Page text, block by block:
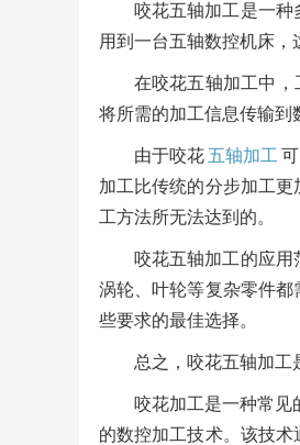
咬花五轴加工是一
用到一台五轴数控机床，
在咬花五轴加工中
将所需的加工信息传输到
由于咬花 五轴加工
加工比传统的分步加工
工方法所无法达到的。
咬花五轴加工的应
涡轮、叶轮等复杂零件
些要求的最佳选择。
总之，咬花五轴加工
咬花加工是一种常见
的数控加工技术。该技